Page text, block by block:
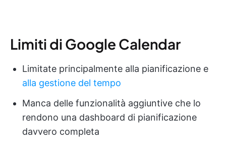
Limiti di Google Calendar
Limitate principalmente alla pianificazione e
alla gestione del tempo
Manca delle funzionalità aggiuntive che lo
rendono una dashboard di pianificazione
davvero completa